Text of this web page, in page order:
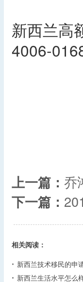
新西兰高
4006-
上一篇： 乔
下一篇：
相关阅读：
新西兰技术移民的申
新西兰生活水平怎么